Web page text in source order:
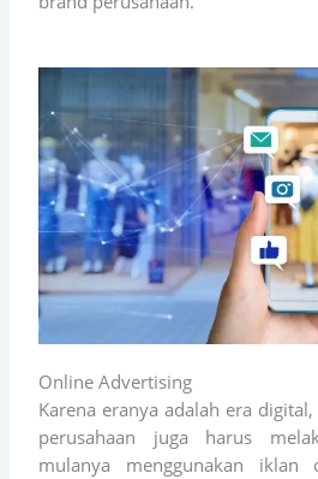
Online Advertising
Karena eranya adalah era
perusahaan juga harus
mulanya menggunakan iklan